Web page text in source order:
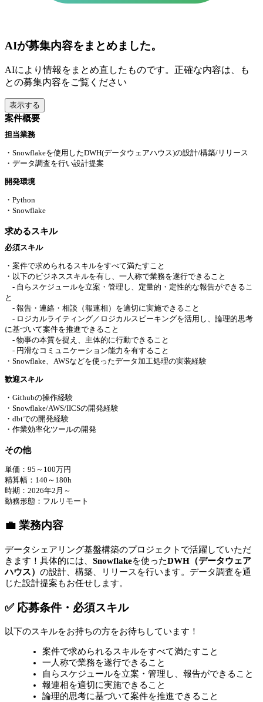
AIが募集内容をまとめました。
AIにより情報をまとめ直したものです。正確な内容は、も
との募集内容をご覧ください
表示する
案件概要
担当業務
・Snowflakeを使用したDWH(データウェアハウス)の設計/構築/リリース
・データ調査を行い設計提案
開発環境
・Python
・Snowflake
求めるスキル
必須スキル
・案件で求められるスキルをすべて満たすこと
・以下のビジネススキルを有し、一人称で業務を遂行できること
- 自らスケジュールを立案・管理し、定量的・定性的な報告ができるこ
と
- 報告・連絡・相談（報連相）を適切に実施できること
- ロジカルライティング／ロジカルスピーキングを活用し、論理的思考
に基づいて案件を推進できること
- 物事の本質を捉え、主体的に行動できること
- 円滑なコミュニケーション能力を有すること
・Snowflake、AWSなどを使ったデータ加工処理の実装経験
歓迎スキル
・Githubの操作経験
・Snowflake/AWS/IICSの開発経験
・dbtでの開発経験
・作業効率化ツールの開発
その他
単価：95～100万円
精算幅：140～180h
時期：2026年2月～
勤務形態：フルリモート
💼 業務内容
データシェアリング基盤構築のプロジェクトで活躍していただ
きます！具体的には、 Snowflakeを使ったDWH（データウェア
ハウス） の設計、構築、リリースを行います。データ調査を通
じた設計提案もお任せします。
✅ 応募条件・必須スキル
以下のスキルをお持ちの方をお待ちしています！
案件で求められるスキルをすべて満たすこと
一人称で業務を遂行できること
自らスケジュールを立案・管理し、報告ができること
報連相を適切に実施できること
論理的思考に基づいて案件を推進できること